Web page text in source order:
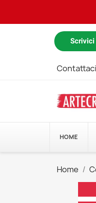
Scrivici
Contattaci
HOME
Home